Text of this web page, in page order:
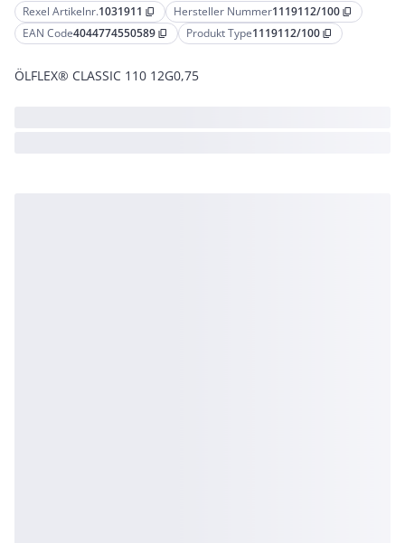
Rexel Artikelnr.1031911 content_copy Hersteller Nummer1119112/100 content_copy
EAN Code4044774550589 content_copy Produkt Type1119112/100 content_copy
ÖLFLEX® CLASSIC 110 12G0,75